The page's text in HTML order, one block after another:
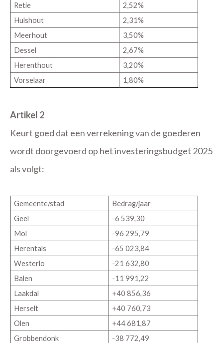
Retie
2,52%
Hulshout
2,31%
Meerhout
3,50%
Dessel
2,67%
Herenthout
3,20%
Vorselaar
1,80%
Artikel 2
Keurt goed dat een verrekening van de goederen
wordt doorgevoerd op het investeringsbudget 2025
als volgt:
Gemeente/stad
Bedrag/jaar
Geel
-6 539,30
Mol
-96 295,79
Herentals
-65 023,84
Westerlo
-21 632,80
Balen
-11 991,22
Laakdal
+40 856,36
Herselt
+40 760,73
Olen
+44 681,87
Grobbendonk
-38 772,49